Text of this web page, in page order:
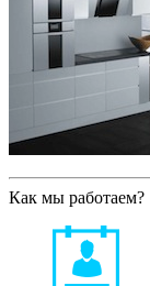
Как мы работаем?